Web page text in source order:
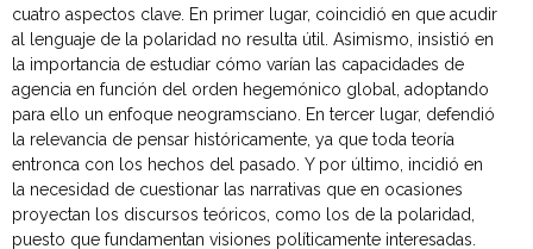
cuatro aspectos clave. En primer lugar, coincidió en que acudir
al lenguaje de la polaridad no resulta útil. Asimismo, insistió en
la importancia de estudiar cómo varían las capacidades de
agencia en función del orden hegemónico global, adoptando
para ello un enfoque neogramsciano. En tercer lugar, defendió
la relevancia de pensar históricamente, ya que toda teoría
entronca con los hechos del pasado. Y por último, incidió en
la necesidad de cuestionar las narrativas que en ocasiones
proyectan los discursos teóricos, como los de la polaridad,
puesto que fundamentan visiones políticamente interesadas.